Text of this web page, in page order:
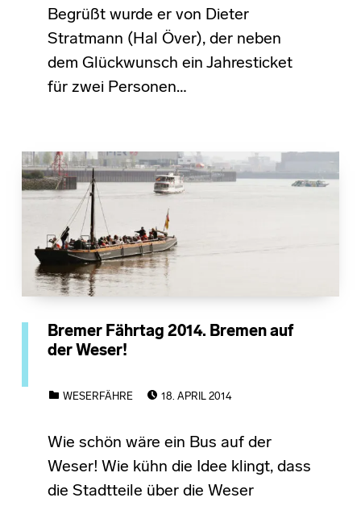
Begrüßt wurde er von Dieter
Stratmann (Hal Över), der neben
dem Glückwunsch ein Jahresticket
für zwei Personen…
Bremer Fährtag 2014. Bremen auf
der Weser!
WESERFÄHRE
18. APRIL 2014
Wie schön wäre ein Bus auf der
Weser! Wie kühn die Idee klingt, dass
die Stadtteile über die Weser